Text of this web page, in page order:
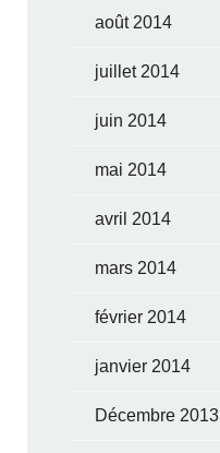
août 2014
juillet 2014
juin 2014
mai 2014
avril 2014
mars 2014
février 2014
janvier 2014
Décembre 2013